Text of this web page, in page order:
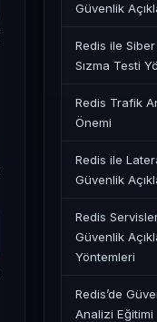
Güvenlik
Redis ile
Sızma Testi
Redis Trafik
Önemi
Redis ile
Güvenlik
Redis
Güvenlik
Yöntemleri
Redis’de
Analizi Eğitimi